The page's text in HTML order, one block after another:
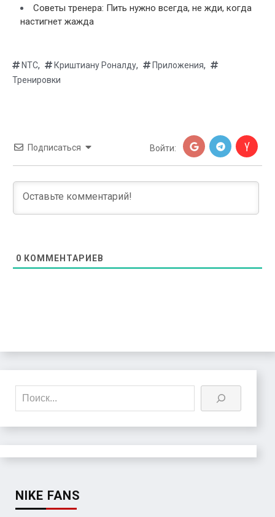
Советы тренера: Пить нужно всегда, не жди, когда
настигнет жажда
NTC, Криштиану Роналду, Приложения,
Тренировки
Подписаться Войти:
0 КОММЕНТАРИЕВ
Поиск
NIKE FANS